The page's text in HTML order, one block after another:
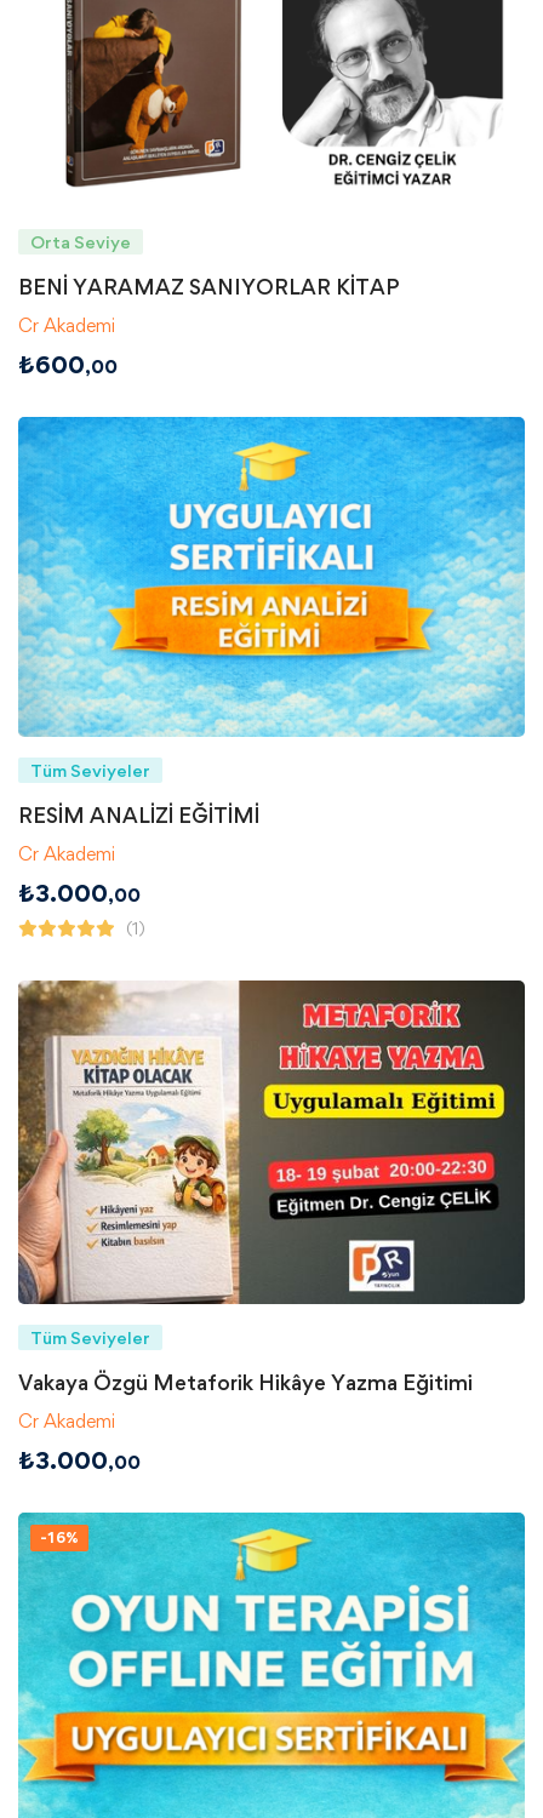
Orta Seviye
BENİ YARAMAZ SANIYORLAR KİTAP
Cr Akademi
₺600,00
Tüm Seviyeler
RESİM ANALİZİ EĞİTİMİ
Cr Akademi
₺3.000,00
(1)
Tüm Seviyeler
Vakaya Özgü Metaforik Hikâye Yazma Eğitimi
Cr Akademi
₺3.000,00
-16%